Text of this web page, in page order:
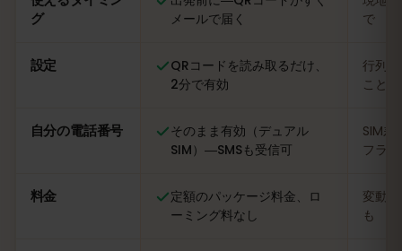
グ
メールで届く
で
設定
QRコードを読み取るだけ、
2分で有効
行列
ことも
自分の電話番号
そのまま有効（デュアル
SIM）―SMSも受信可
SIM
フラ
料金
定額のパッケージ料金、ロ
ーミング料なし
変動
も